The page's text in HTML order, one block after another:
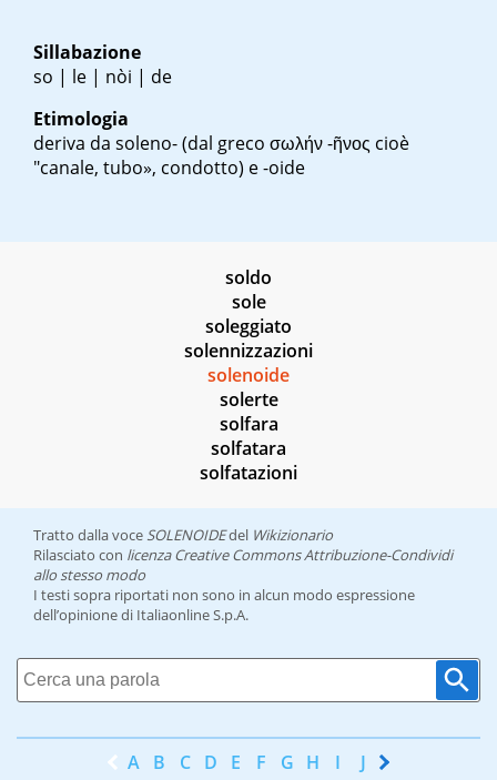
Sillabazione
so | le | nòi | de
Etimologia
deriva da soleno- (dal greco σωλήν -ῆνος cioè
"canale, tubo», condotto) e -oide
soldo
sole
soleggiato
solennizzazioni
solenoide
solerte
solfara
solfatara
solfatazioni
Tratto dalla voce SOLENOIDEdel Wikizionario
Rilasciato con licenza Creative Commons Attribuzione-Condividi
allo stesso modo
I testi sopra riportati non sono in alcun modo espressione
dell’opinione di Italiaonline S.p.A.
A B C D E F G H I J K